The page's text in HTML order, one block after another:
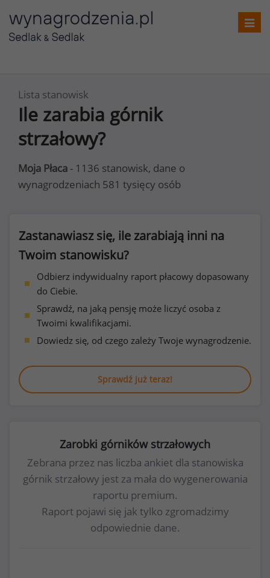
Lista stanowisk
Ile zarabia górnik
strzałowy?
Moja Płaca - 1136 stanowisk, dane o
wynagrodzeniach 581 tysięcy osób
Zastanawiasz się, ile zarabiają inni na
Twoim stanowisku?
Odbierz indywidualny raport płacowy dopasowany
do Ciebie.
Sprawdź, na jaką pensję może liczyć osoba z
Twoimi kwalifikacjami.
Dowiedz się, od czego zależy Twoje wynagrodzenie.
Sprawdź już teraz!
Zarobki górników strzałowych
Zebrana przez nas liczba ankiet dla stanowiska
górnik strzałowy jest za mała do wygenerowania
raportu premium.
Raport pojawi się jak tylko zgromadzimy
odpowiednie dane.